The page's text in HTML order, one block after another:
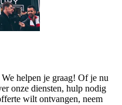
helpen je graag! Of je nu
onze diensten, hulp nodig
wilt ontvangen, neem